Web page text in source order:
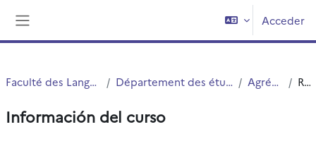
Acceder
Faculté des Langues Cultures et Sociétés (FLCS) Département des études romanes, slaves et orientales (ERSO) Agrégation Int et Ext Resumen
Información del curso